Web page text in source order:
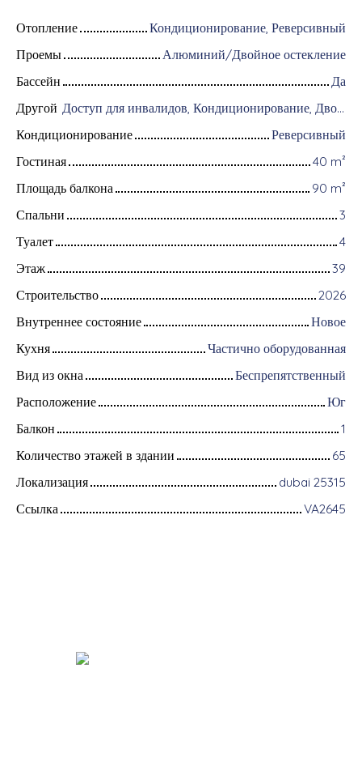
Отопление
Кондиционирование, Реверсивный
Проемы
Алюминий/Двойное остекление
Бассейн
Да
Другой
Доступ для инвалидов, Кондиционирование, Дворник, Оборудование для домашней автоматизации, Оптоволоконный интернет, Хранитель, Интерком, Моторизованные ворота, Бронированная дверь, Система охранной сигнализации, Видеофон, Электрические жалюзи
Кондиционирование
Реверсивный
Гостиная
40 m²
Площадь балкона
90 m²
Спальни
3
Туалет
4
Этаж
39
Строительство
2026
Внутреннее состояние
Новое
Кухня
Частично оборудованная
Вид из окна
Беспрепятственный
Расположение
Юг
Балкон
1
Количество этажей в здании
65
Локализация
dubai 25315
Ссылка
VA2645